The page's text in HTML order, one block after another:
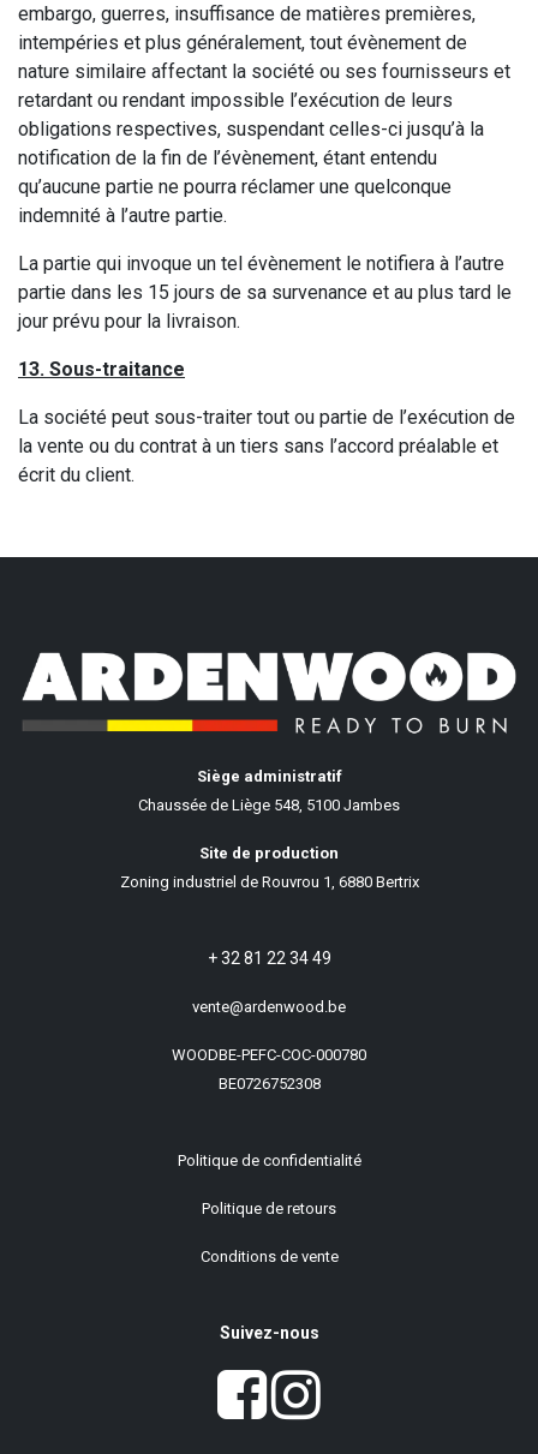
embargo, guerres, insuffisance de matières premières,
intempéries et plus généralement, tout évènement de
nature similaire affectant la société ou ses fournisseurs et
retardant ou rendant impossible l’exécution de leurs
obligations respectives, suspendant celles-ci jusqu’à la
notification de la fin de l’évènement, étant entendu
qu’aucune partie ne pourra réclamer une quelconque
indemnité à l’autre partie.
La partie qui invoque un tel évènement le notifiera à l’autre
partie dans les 15 jours de sa survenance et au plus tard le
jour prévu pour la livraison.
13. Sous-traitance
La société peut sous-traiter tout ou partie de l’exécution de
la vente ou du contrat à un tiers sans l’accord préalable et
écrit du client.
Siège administratif
Chaussée de Liège 548, 5100 Jambes
Site de production
Zoning industriel de Rouvrou 1, 6880 Bertrix
+ 32 81 22 34 49
vente@ardenwood.be
WOODBE-PEFC-COC-000780
BE0726752308
Politique de confidentialité
Politique de retours
Conditions de vente
Suivez-nous